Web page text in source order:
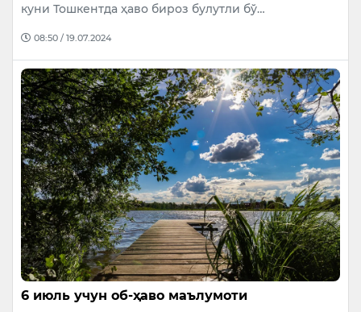
куни Тошкентда ҳаво бироз булутли бў…
08:50 / 19.07.2024
6 июль учун об-ҳаво маълумоти